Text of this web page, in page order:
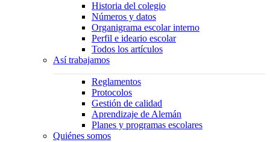
Historia del colegio
Números y datos
Organigrama escolar interno
Perfil e ideario escolar
Todos los artículos
Así trabajamos
Reglamentos
Protocolos
Gestión de calidad
Aprendizaje de Alemán
Planes y programas escolares
Quiénes somos